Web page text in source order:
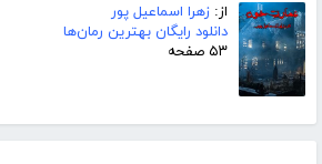
از: زهرا اسماعیل پور
دانلود رایگان بهترین رمان‌ها
۵۳ صفحه